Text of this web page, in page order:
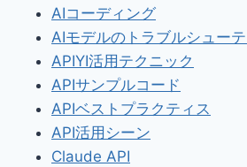
AIコーディング
AIモデルのトラブルシュー
APIYI活用テクニック
APIサンプルコード
APIベストプラクティス
API活用シーン
Claude API